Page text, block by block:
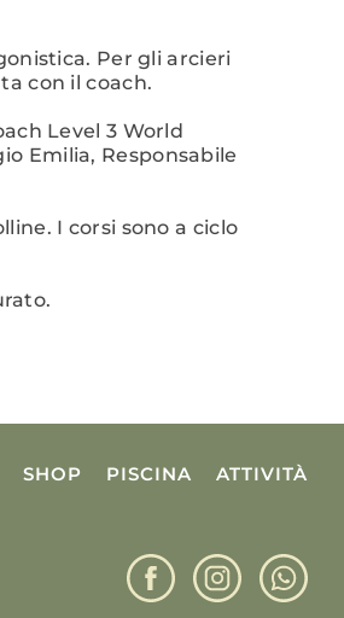
Per gli arcieri
con il coach.
Level 3 World
Emilia, Responsabile
I corsi sono a ciclo
SHOP PISCINA ATTIVITÀ